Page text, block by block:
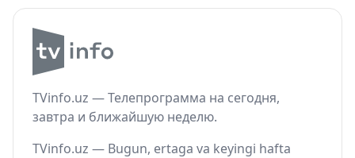
TVinfo.uz — Телепрограмма на сегодня,
завтра и ближайшую неделю.
TVinfo.uz — Bugun, ertaga va keyingi hafta